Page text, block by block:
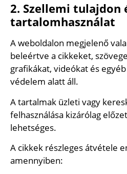
2. Szellemi tulajdon
tartalomhasználat
A weboldalon megjelenő
beleértve a cikkeket,
grafikákat, videókat és
védelem alatt áll.
A tartalmak üzleti vagy
felhasználása kizárólag
lehetséges.
A cikkek részleges átvétele
amennyiben: